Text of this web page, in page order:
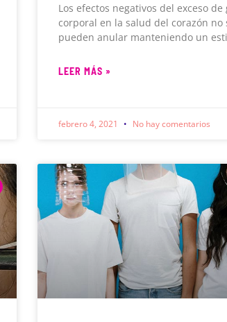
Los efectos negativos del exceso de
corporal en la salud del corazón no
pueden anular manteniendo un
LEER MÁS »
febrero 4, 2021 No hay comentarios